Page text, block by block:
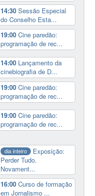
14:30Sessão Especial
do Conselho Esta...
19:00Cine paredão:
programação de rec...
14:00 Lançamento da
cinebiografia de D...
19:00Cine paredão:
programação de rec...
19:00Cine paredão:
programação de rec...
dia inteiro
Exposição:
Perder Tudo.
Novament...
16:00Curso de formação
em Jornalismo ...